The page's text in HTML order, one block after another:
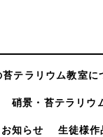
テラリウム教室に
硝景・苔テラリウ
お知らせ 生徒様